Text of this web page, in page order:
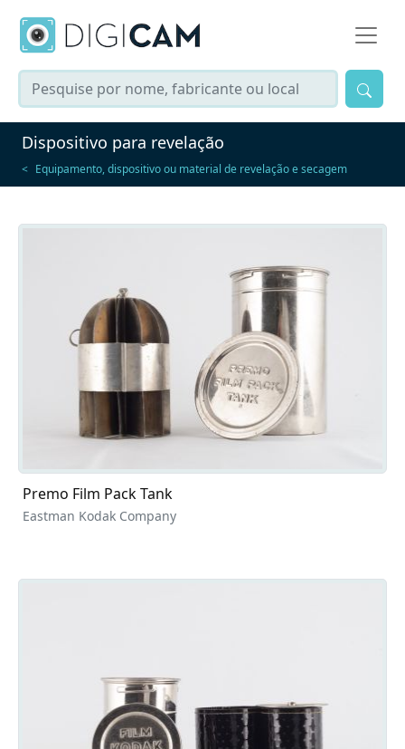
Dispositivo para revelação
Equipamento, dispositivo ou material de revelação e secagem
Premo Film Pack Tank
Eastman Kodak Company